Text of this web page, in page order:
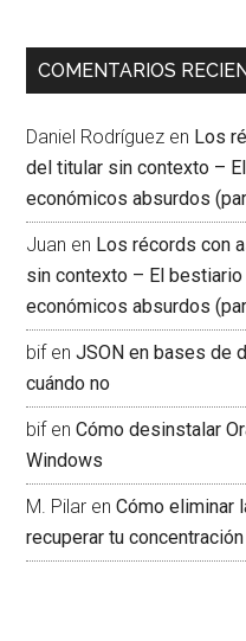
COMENTARIOS
Daniel Rodríguez en Los
del titular sin contexto –
económicos absurdos
Juan en Los récords con
sin contexto – El
económicos absurdos
bifenJSON en bases de
cuándo no
bifenCómo desinstalar
Windows
M. Pilar enCómo eliminar
recuperar tu concentración